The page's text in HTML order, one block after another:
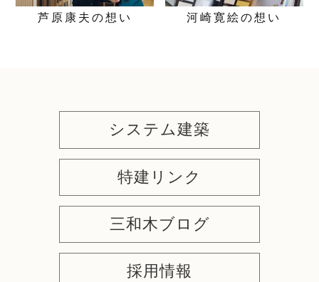
芦原康夫の想い 河崎寛絵の想い
システム建築
特建リンク
三和木ブログ
採用情報